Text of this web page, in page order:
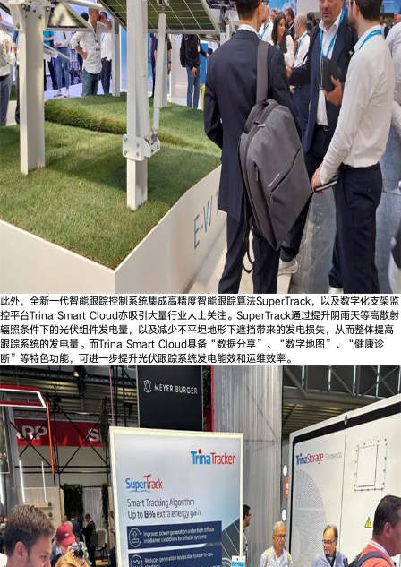
此外，全新一代智能跟踪控制系统集成高精度智能跟踪算法SuperTrack，以及数字化支架监
控平台Trina Smart Cloud亦吸引大量行业人士关注。SuperTrack通过提升阴雨天等高散射
辐照条件下的光伏组件发电量，以及减少不平坦地形下遮挡带来的发电损失，从而整体提高
跟踪系统的发电量。而Trina Smart Cloud具备“数据分享”、“数字地图”、“健康诊
断”等特色功能，可进一步提升光伏跟踪系统发电能效和运维效率。